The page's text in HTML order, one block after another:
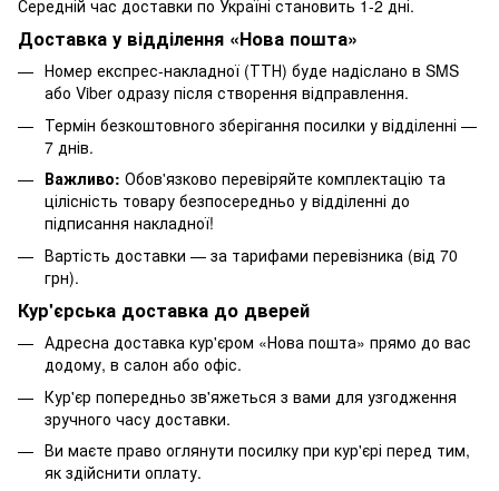
Середній час доставки по Україні становить 1-2 дні.
Доставка у відділення «Нова пошта»
Номер експрес-накладної (ТТН) буде надіслано в SMS
або Viber одразу після створення відправлення.
Термін безкоштовного зберігання посилки у відділенні —
7 днів.
Важливо: Обов'язково перевіряйте комплектацію та
цілісність товару безпосередньо у відділенні до
підписання накладної!
Вартість доставки — за тарифами перевізника (від 70
грн).
Кур'єрська доставка до дверей
Адресна доставка кур'єром «Нова пошта» прямо до вас
додому, в салон або офіс.
Кур'єр попередньо зв'яжеться з вами для узгодження
зручного часу доставки.
Ви маєте право оглянути посилку при кур'єрі перед тим,
як здійснити оплату.